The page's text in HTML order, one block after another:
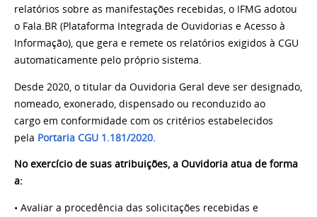
relatórios sobre as manifestações recebidas, o IFMG adotou
o Fala.BR (Plataforma Integrada de Ouvidorias e Acesso à
Informação), que gera e remete os relatórios exigidos à CGU
automaticamente pelo próprio sistema.
Desde 2020, o titular da Ouvidoria Geral deve ser designado,
nomeado, exonerado, dispensado ou reconduzido ao
cargo em conformidade com os critérios estabelecidos
pela Portaria CGU 1.181/2020.
No exercício de suas atribuições, a Ouvidoria atua de forma
a:
• Avaliar a procedência das solicitações recebidas e